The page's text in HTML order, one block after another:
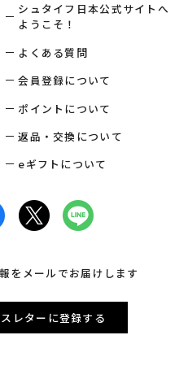
シュタイフ日本公式サイトへ
ようこそ！
よくある質問
会員登録について
ポイントについて
返品・交換について
eギフトについて
をメールでお届けします
レターに登録する